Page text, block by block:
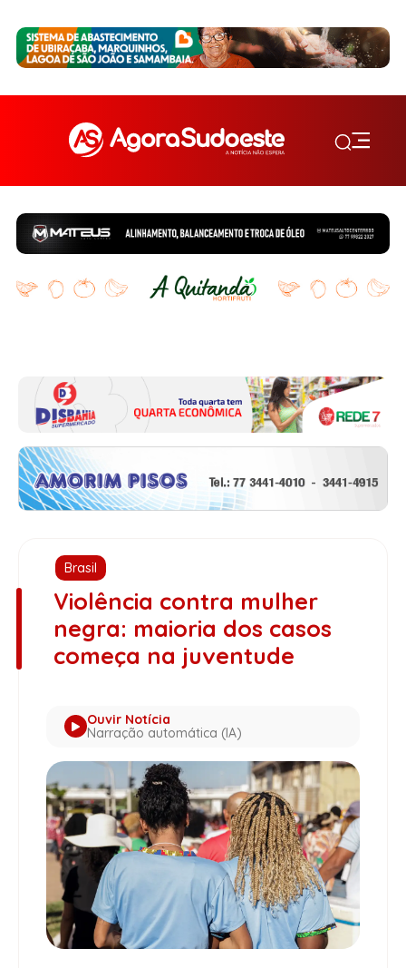
Brasil
Violência contra mulher
negra: maioria dos casos
começa na juventude
Ouvir Notícia
Narração automática (IA)